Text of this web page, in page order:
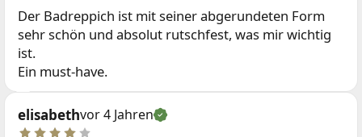
Der Badreppich ist mit seiner abgerundeten Form
sehr schön und absolut rutschfest, was mir wichtig
ist.
Ein must-have.
elisabethvor 4 Jahren